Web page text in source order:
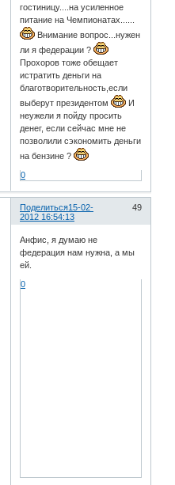
гостиницу....на усиленное
питание на Чемпионатах......
Внимание вопрос...нужен
ли я федерации ?
Прохоров тоже обещает
истратить деньги на
благотворительность,если
выберут президентом
И
неужели я пойду просить
денег, если сейчас мне не
позволили сэкономить деньги
на бензине ?
0
Поделиться 49
15-02-
2012 16:54:13
Анфис, я думаю не
федерация нам нужна, а мы
ей.
0